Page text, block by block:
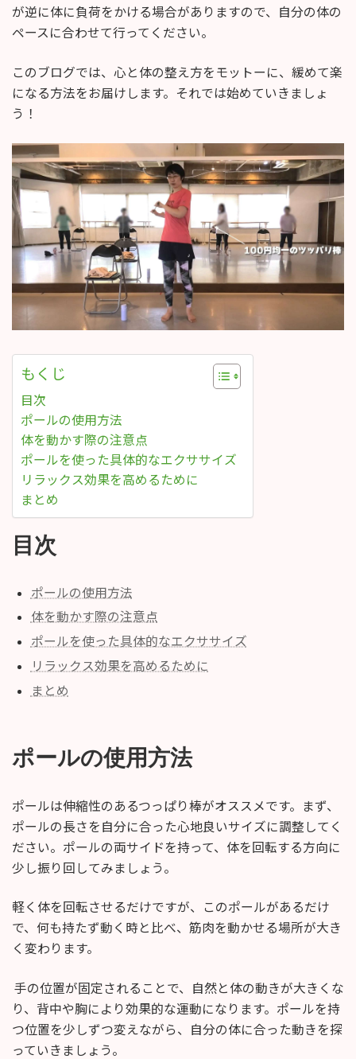
が逆に体に負荷をかける場合がありますので、自分の体の
ペースに合わせて行ってください。
このブログでは、心と体の整え方をモットーに、緩めて楽
になる方法をお届けします。それでは始めていきましょ
う！
もくじ
目次
ポールの使用方法
体を動かす際の注意点
ポールを使った具体的なエクササイズ
リラックス効果を高めるために
まとめ
目次
ポールの使用方法
体を動かす際の注意点
ポールを使った具体的なエクササイズ
リラックス効果を高めるために
まとめ
ポールの使用方法
ポールは伸縮性のあるつっぱり棒がオススメです。まず、
ポールの長さを自分に合った心地良いサイズに調整してく
ださい。ポールの両サイドを持って、体を回転する方向に
少し振り回してみましょう。
軽く体を回転させるだけですが、このポールがあるだけ
で、何も持たず動く時と比べ、筋肉を動かせる場所が大き
く変わります。
手の位置が固定されることで、自然と体の動きが大きくな
り、背中や胸により効果的な運動になります。ポールを持
つ位置を少しずつ変えながら、自分の体に合った動きを探
っていきましょう。